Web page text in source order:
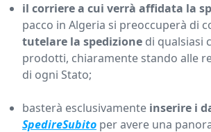
il corriere a cui verrà affidata la
pacco in Algeria si preoccuperà di
tutelare la spedizione di qualsiasi
prodotti, chiaramente stando alle
di ogni Stato;
basterà esclusivamente inserire i
SpedireSubito per avere una